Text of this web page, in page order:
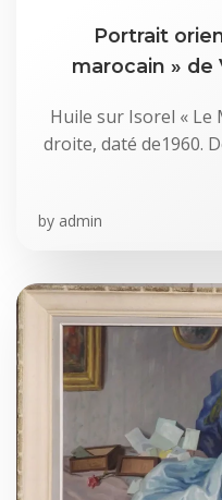
Portrait
marocain » de
Huile sur Isorel « Le
droite, daté de1960.
by admin